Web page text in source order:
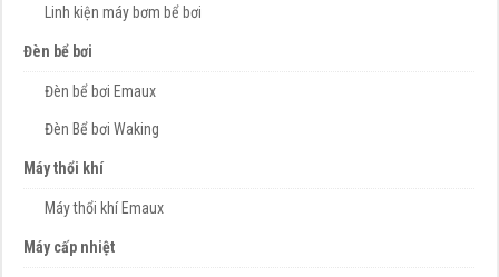
Linh kiện máy bơm bể bơi
Đèn bể bơi
Đèn bể bơi Emaux
Đèn Bể bơi Waking
Máy thổi khí
Máy thổi khí Emaux
Máy cấp nhiệt